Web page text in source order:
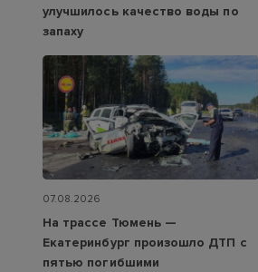
улучшилось качество воды по
запаху
07.08.2026
На трассе Тюмень —
Екатеринбург произошло ДТП с
пятью погибшими